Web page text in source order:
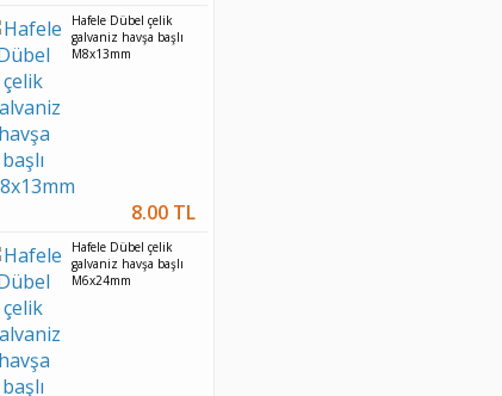
Hafele Dübel çelik
galvaniz havşa başlı
M8x13mm
8.00 TL
Hafele Dübel çelik
galvaniz havşa başlı
M6x24mm